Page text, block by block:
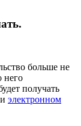
больше не
него
получать
электронном